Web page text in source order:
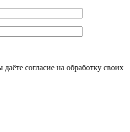
согласие на обработку своих